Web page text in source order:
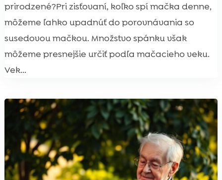
prirodzené?Pri zisťovaní, koľko spí mačka denne,
môžeme ľahko upadnúť do porovnávania so
susedovou mačkou. Množstvo spánku však
môžeme presnejšie určiť podľa mačacieho veku.
Vek...